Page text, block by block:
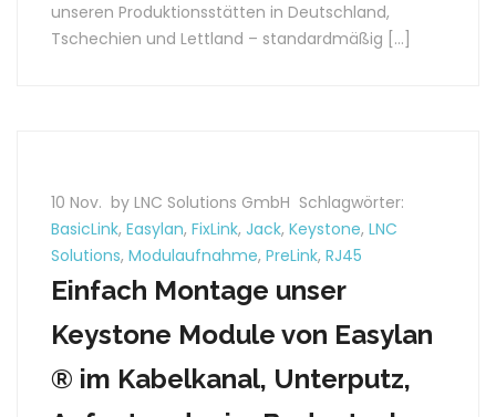
unseren Produktionsstätten in Deutschland,
Tschechien und Lettland – standardmäßig […]
10 Nov. by LNC Solutions GmbH Schlagwörter:
BasicLink, Easylan, FixLink, Jack, Keystone, LNC
Solutions, Modulaufnahme, PreLink, RJ45
Einfach Montage unser
Keystone Module von Easylan
® im Kabelkanal, Unterputz,